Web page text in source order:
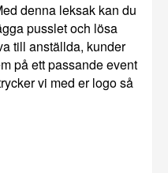
denna leksak kan du
pusslet och lösa
till anställda, kunder
på ett passande event
vi med er logo så